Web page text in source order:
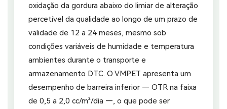
oxidação da gordura abaixo do limiar de alteração
percetível da qualidade ao longo de um prazo de
validade de 12 a 24 meses, mesmo sob
condições variáveis de humidade e temperatura
ambientes durante o transporte e
armazenamento DTC. O VMPET apresenta um
desempenho de barreira inferior — OTR na faixa
de 0,5 a 2,0 cc/m²/dia —, o que pode ser